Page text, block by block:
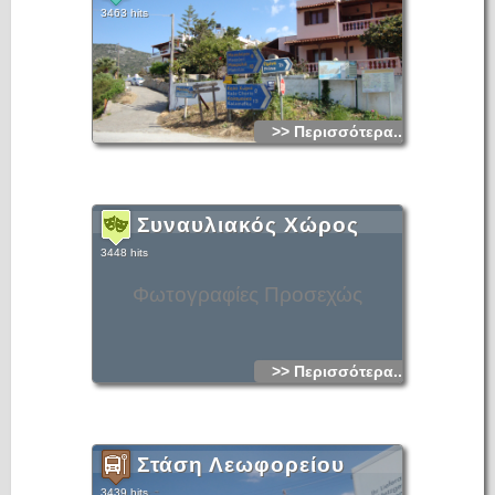
3463 hits
>> Περισσότερα...
Φωτογραφίες Προσεχώς
Συναυλιακός Χώρος
3448 hits
>> Περισσότερα...
Στάση Λεωφορείου
3439 hits